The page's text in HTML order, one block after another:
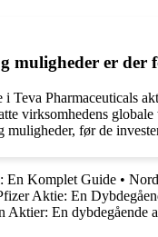
muligheder er der
Teva Pharmaceuticals
virksomhedens
muligheder, før de
En Komplet Guide •
Aktie: En
Aktier: En dybdegående